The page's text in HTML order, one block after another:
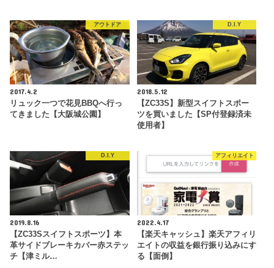
アウトドア
2017.4.2
リュック一つで花見BBQへ行っ
てきました【大阪城公園】
D.I.Y
2018.5.12
【ZC33S】新型スイフトスポー
ツを買いました【SP付登録済未
使用者】
D.I.Y
2019.8.16
【ZC33Sスイフトスポーツ】本
革サイドブレーキカバー赤ステッ
チ【津ミル…
アフィリエイト
2022.4.17
【楽天キャッシュ】楽天アフィリ
エイトの収益を銀行振り込みにす
る【面倒】